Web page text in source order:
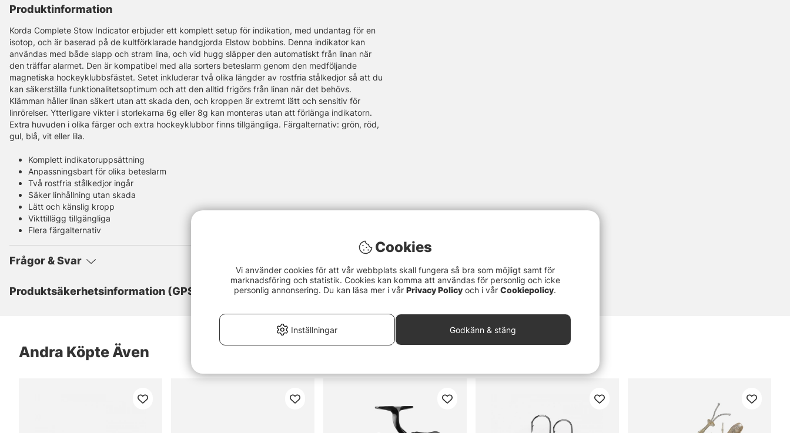
Produktinformation
Korda Complete Stow Indicator erbjuder ett komplett setup för indikation, med undantag för en
isotop, och är baserad på de kultförklarade handgjorda Elstow bobbins. Denna indikator kan
användas med både slapp och stram lina, och vid hugg släpper den automatiskt från linan när
den träffar alarmet. Den är kompatibel med alla sorters beteslarm genom den medföljande
magnetiska hockeyklubbsfästet. Setet inkluderar två olika längder av rostfria stålkedjor så att du
kan säkerställa funktionalitetsoptimum och att den alltid frigörs från linan när det behövs.
Klämman håller linan säkert utan att skada den, och kroppen är extremt lätt och sensitiv för
linrörelser. Ytterligare vikter i storlekarna 6g eller 8g kan monteras utan att förlänga indikatorn.
Extra huvuden i olika färger och extra hockeyklubbor finns tillgängliga. Färgalternativ: grön, röd,
gul, blå, vit eller lila.
Komplett indikatoruppsättning
Anpassningsbart för olika beteslarm
Två rostfria stålkedjor ingår
Säker linhållning utan skada
Lätt och känslig kropp
Vikttillägg tillgängliga
Flera färgalternativ
Frågor & Svar
Produktsäkerhetsinformation (GPSR)
Andra Köpte Även
Cookies
Vi använder cookies för att vår webbplats skall fungera så bra som möjligt samt för
marknadsföring och statistik. Cookies kan komma att användas för personlig och icke
personlig annonsering. Du kan läsa mer i vår Privacy Policy och i vår Cookiepolicy.
Inställningar Godkänn & stäng